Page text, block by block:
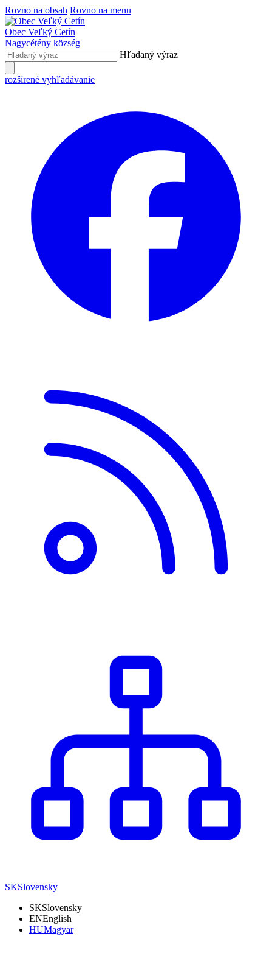
Rovno na obsah Rovno na menu
Obec Veľký Cetín
Nagycétény község
Hľadaný výraz
rozšírené vyhľadávanie
SKSlovensky
SKSlovensky
ENEnglish
HUMagyar